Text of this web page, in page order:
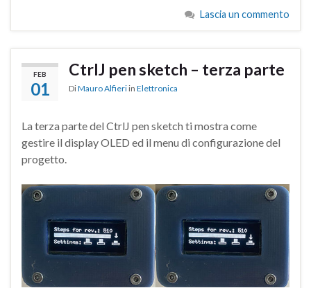
Lascia un commento
FEB
01
CtrlJ pen sketch – terza parte
DiMauro Alfieri in Elettronica
La terza parte del CtrlJ pen sketch ti mostra come
gestire il display OLED ed il menu di configurazione del
progetto.